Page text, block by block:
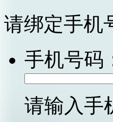
请绑定手机
手机号码
请输入手